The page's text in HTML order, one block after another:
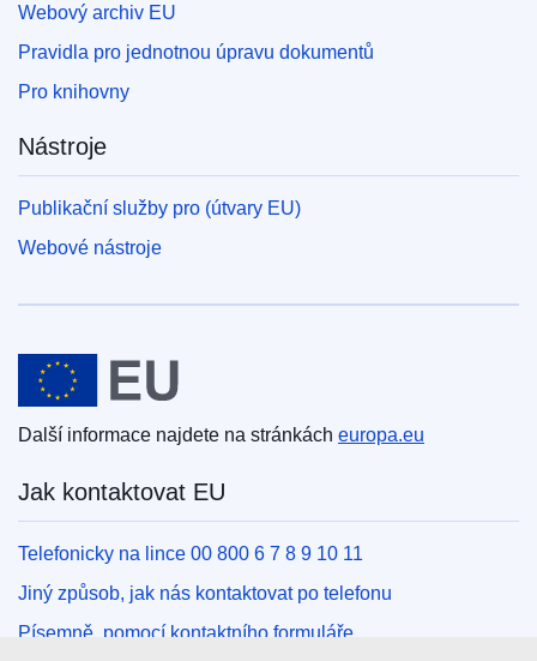
Webový archiv EU
Pravidla pro jednotnou úpravu dokumentů
Pro knihovny
Nástroje
Publikační služby pro (útvary EU)
Webové nástroje
Evropská unie
Další informace najdete na stránkách europa.eu
Jak kontaktovat EU
Telefonicky na lince 00 800 6 7 8 9 10 11
Jiný způsob, jak nás kontaktovat po telefonu
Písemně, pomocí kontaktního formuláře